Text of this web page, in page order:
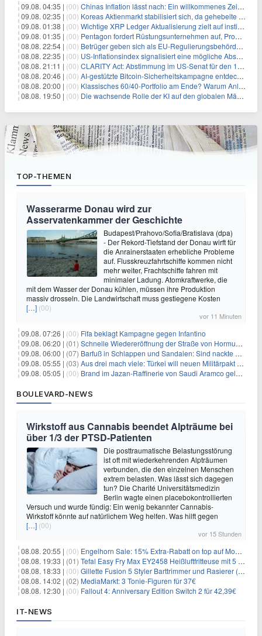
09.08. 04:35 | (00) Chinas Inflation lässt nach: Ein willkommenes Zeichen für Investoren angesichts der Folgen des Öl-Schocks
09.08. 02:35 | (00) Koreas Aktienmarkt stabilisiert sich, da gehebelte Positionen abgebaut werden
09.08. 01:38 | (00) Wichtige XRP Ledger Aktualisierung zielt auf institutionelle Akzeptanz ab
09.08. 01:35 | (00) Pentagon fordert Rüstungsunternehmen auf, Produktion angesichts eskalierender globaler Spannungen zu steigern
08.08. 22:54 | (00) Betrüger geben sich als EU-Regulierungsbehörden aus, um Krypto-Nutzer nach MiCA-Deadline ins Visier zu nehmen
08.08. 22:35 | (00) US-Inflationsindex signalisiert eine mögliche Abschwächung der Inflationsdruck
08.08. 21:11 | (00) CLARITY Act: Abstimmung im US-Senat für den 15. September angesetzt
08.08. 20:46 | (00) AI-gestützte Bitcoin-Sicherheitskampagne entdeckt fast 5.000 Softwareprobleme in 390 Projekten
08.08. 20:00 | (00) Klassisches 60/40-Portfolio am Ende? Warum Anleger jetzt radikal umdenken müssen
08.08. 19:50 | (00) Die wachsende Rolle der KI auf den globalen Märkten: Eine Geschichte zweier Riesen
TOP-THEMEN
Wasserarme Donau wird zur
Asservatenkammer der Geschichte
Budapest/Prahovo/Sofia/Bratislava (dpa)
- Der Rekord-Tiefstand der Donau wirft für
die Anrainerstaaten erhebliche Probleme
auf. Flusskreuzfahrtschiffe kommen nicht
mehr weiter, Frachtschiffe fahren mit
minimaler Ladung. Atomkraftwerke, die
mit dem Wasser der Donau kühlen, müssen ihre Produktion
massiv drosseln. Die Landwirtschaft muss gestiegene Kosten
[…] (00)
vor 11 Minuten
09.08. 07:26 | (00) Fifa beklagt Kampagne gegen Infantino
09.08. 06:20 | (01) Schnelle Wiedereröffnung der Straße von Hormus ungewiss
09.08. 06:00 | (07) Barfuß in Schlappen und Sandalen: Sind nackte Füße eklig?
09.08. 05:55 | (03) Aus drei mach viele: Türkei will neuen Militärpakt erweitern
09.08. 05:05 | (00) Brand im Jazan-Raffinerie von Saudi Aramco gelöscht: Auswirkungen auf die Energiemärkte
BOULEVARD-NEWS
Wirkstoff aus Cannabis beendet Alpträume bei
über 1/3 der PTSD-Patienten
Die posttraumatische Belastungsstörung
ist oft mit wiederkehrenden Alpträumen
verbunden, die den einzelnen Menschen
extrem belasten. Was lässt sich dagegen
tun? Die Charité Universitätsmedizin
Berlin wagte einen placebokontrollierten
Versuch und wurde fündig: Ein wenig bekannter Cannabis-
Wirkstoff könnte auf natürlichem Weg helfen. Was hilft gegen
[…] (00)
vor 15 Stunden
08.08. 20:55 | (00) Engelhorn Sale: 15% Extra-Rabatt on top auf Mode- und Sport-Artikel
08.08. 19:33 | (01) Tefal Easy Fry Max EY2458 Heißluftfritteuse mit 5 Litern für 64,99€
08.08. 18:33 | (00) Gillette Fusion 5 Styler Barttrimmer und Rasierer (All in One) für 16€
08.08. 14:02 | (02) MediaMarkt: 3 Tonie-Figuren für 37€
08.08. 12:30 | (00) Fallout 4: Anniversary Edition Switch 2 für 42,39€
IT-NEWS